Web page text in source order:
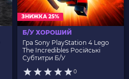
ЗНИЖКА 25%
Б/У ХОРОШИЙ
Гра Sony PlayStation 4 Lego
The Incredibles Російські
Субтитри Б/У
0